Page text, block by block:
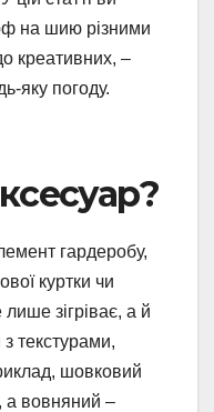
на шию різними
креативних, –
яку погоду.
гардеробу,
куртки чи
лише зігріває, а й
текстурами,
шовковий
а вовняний –